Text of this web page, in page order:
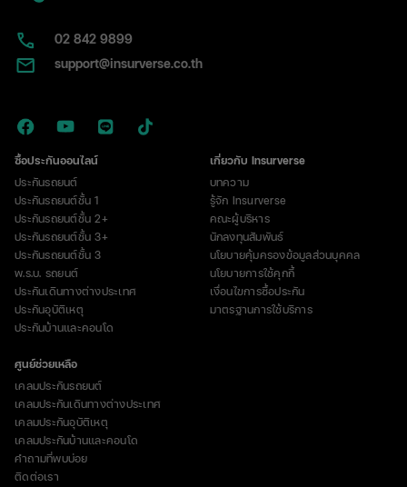
เสีย
เรื่อง
02​ 842 9899
support@insurverse.co.th
ซื้อประกันออนไลน์
ประกันรถยนต์
ประกันรถยนต์ชั้น 1
ประกันรถยนต์ชั้น 2+
ประกันรถยนต์ชั้น 3+
ประกันรถยนต์ชั้น 3
พ.ร.บ. รถยนต์
ประกันเดินทางต่างประเทศ
ประกันอุบัติเหตุ
ประกันบ้านและคอนโด
เกี่ยวกับ Insurverse
บทความ
รู้จัก Insurverse
คณะผู้บริหาร
นักลงทุนสัมพันธ์
นโยบายคุ้มครองข้อมูลส่วนบุคคล
นโยบายการใช้คุกกี้
เงื่อนไขการซื้อประกัน
มาตรฐานการใช้บริการ
ศูนย์ช่วยเหลือ
เคลมประกันรถยนต์
เคลมประกันเดินทางต่างประเทศ
เคลมประกันอุบัติเหตุ
เคลมประกันบ้านและคอนโด
คำถามที่พบบ่อย
ติดต่อเรา